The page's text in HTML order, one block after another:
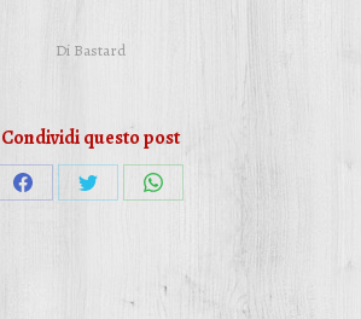
Di Bastard
Condividi questo post
CondividiCondividiCondividi
WhatsApp